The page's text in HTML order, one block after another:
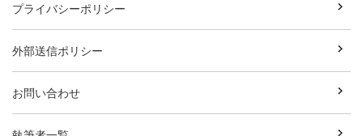
プライバシーポリシー
外部送信ポリシー
お問い合わせ